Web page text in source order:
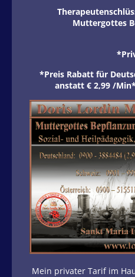
Muttergottes
*Preis Rabatt für
anstatt € 2,99 /
Mein privater Tarif im